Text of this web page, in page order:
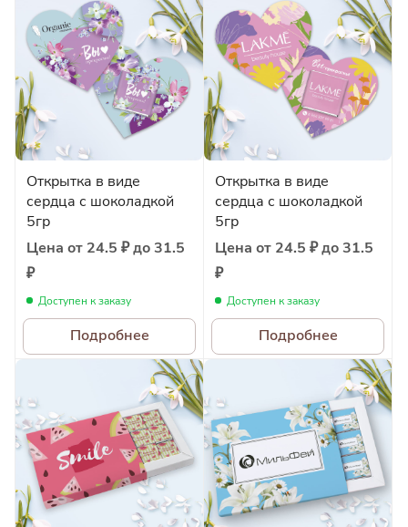
Открытка в виде
сердца с шоколадкой
5гр
Цена от 24.5 ₽ до 31.5
₽
Доступен к заказу
Подробнее
Открытка в виде
сердца с шоколадкой
5гр
Цена от 24.5 ₽ до 31.5
₽
Доступен к заказу
Подробнее